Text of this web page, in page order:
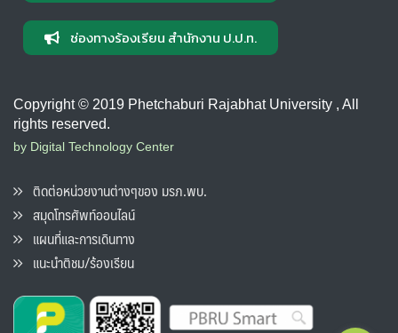
ช่องทางร้องเรียน สำนักงาน ป.ป.ท.
Copyright © 2019 Phetchaburi Rajabhat University , All
rights reserved.
by Digital Technology Center
ติดต่อหน่วยงานต่างๆของ มรภ.พบ.
สมุดโทรศัพท์ออนไลน์
แผนที่และการเดินทาง
แนะนำติชม/ร้องเรียน